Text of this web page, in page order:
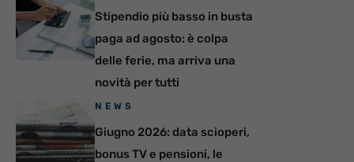
Stipendio più basso in busta
paga ad agosto: è colpa
delle ferie, ma arriva una
novità per tutti
NEWS
Giugno 2026: data scioperi,
bonus TV e pensioni, le